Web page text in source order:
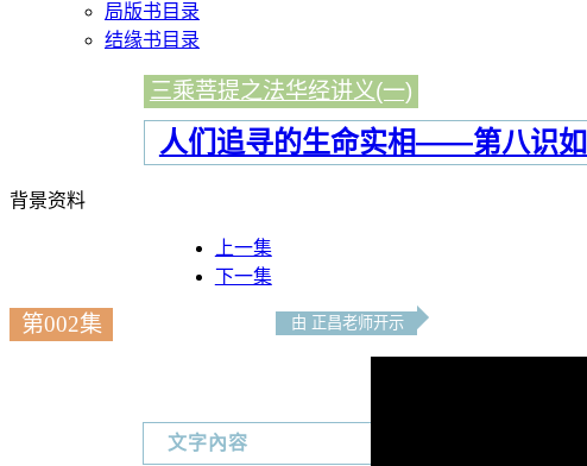
局版书目录
结缘书目录
三乘菩提之法华经讲义(一)
人们追寻的生命实相——第八识如
背景资料
上一集
下一集
第002集 由 正昌老师开示
文字內容